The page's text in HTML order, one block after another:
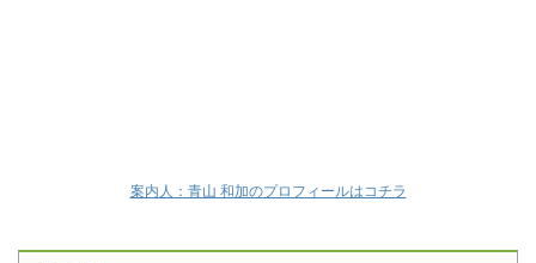
案内人：青山 和加のプロフィールはコチラ